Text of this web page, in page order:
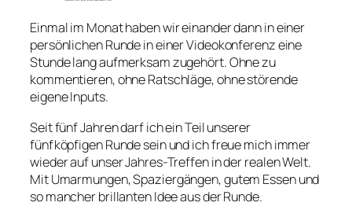
Einmal im Monat haben wir einander dann in einer
persönlichen Runde in einer Videokonferenz eine
Stunde lang aufmerksam zugehört. Ohne zu
kommentieren, ohne Ratschläge, ohne störende
eigene Inputs.
Seit fünf Jahren darf ich ein Teil unserer
fünfköpfigen Runde sein und ich freue mich immer
wieder auf unser Jahres-Treffen in der realen Welt.
Mit Umarmungen, Spaziergängen, gutem Essen und
so mancher brillanten Idee aus der Runde.